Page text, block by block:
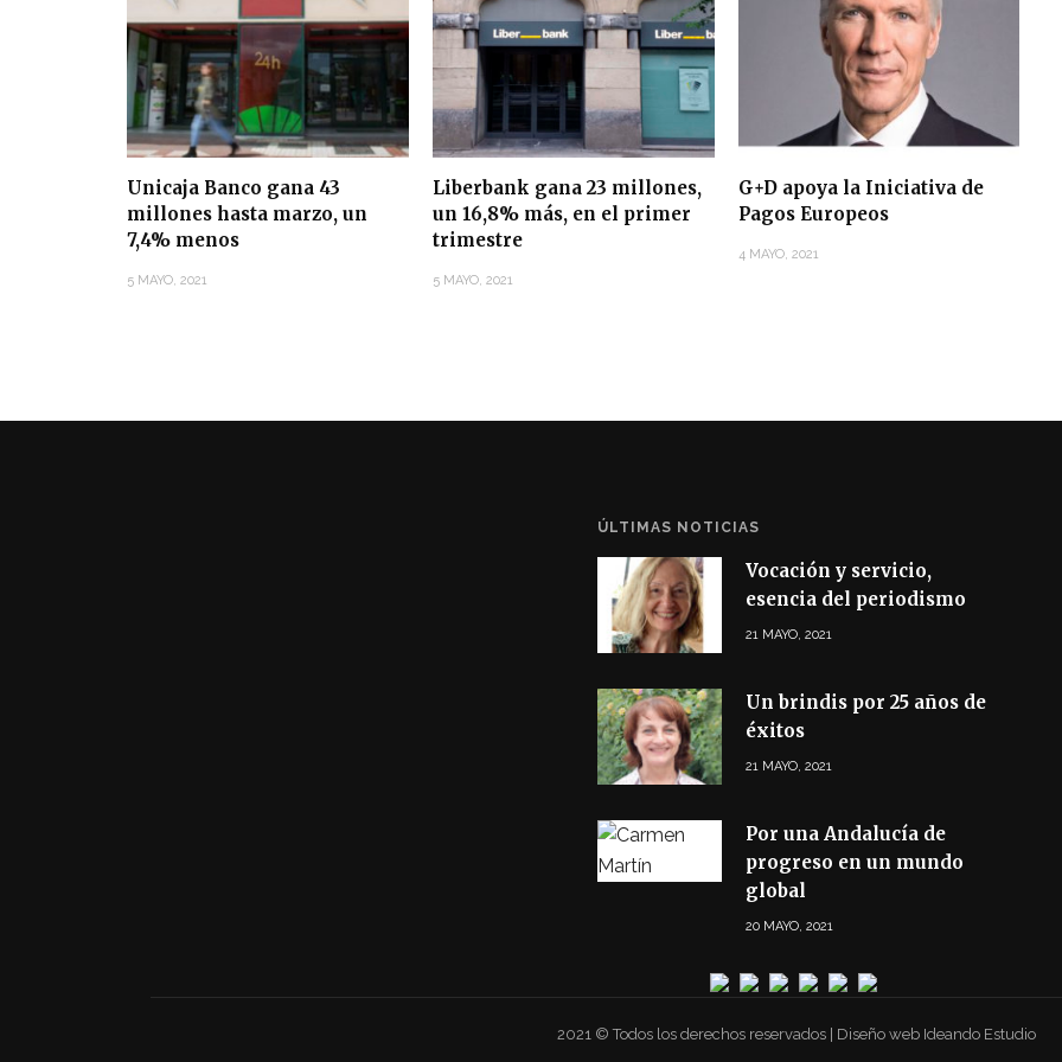
Unicaja Banco gana 43
millones hasta marzo, un
7,4% menos
5 MAYO, 2021
Liberbank gana 23 millones,
un 16,8% más, en el primer
trimestre
5 MAYO, 2021
G+D apoya la Iniciativa de
Pagos Europeos
4 MAYO, 2021
ÚLTIMAS NOTICIAS
Vocación y servicio,
esencia del periodismo
21 MAYO, 2021
Un brindis por 25 años de
éxitos
21 MAYO, 2021
Por una Andalucía de
progreso en un mundo
global
20 MAYO, 2021
2021 © Todos los derechos reservados | Diseño web Ideando Estudio